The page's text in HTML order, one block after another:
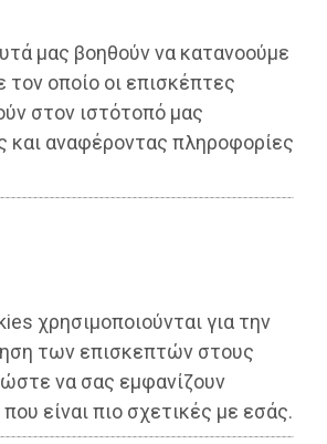
μας βοηθούν να κατανοούμε
τον οποίο οι επισκέπτες
στον ιστότοπό μας
και αναφέροντας πληροφορίες
χρησιμοποιούνται για την
των επισκεπτών στους
να σας εμφανίζουν
είναι πιο σχετικές με εσάς.
μετά τη
διευθύνοντα σύμβουλο του
γνωστοποίησαν στο